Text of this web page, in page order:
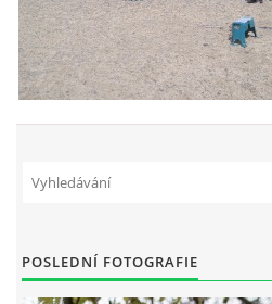
NOVÝ PŘEKÁŽKOVÝ MATERIÁL
CENÍK SLUŽEB
NEDOSTAVILI NA PODZIMNÍ
POSLEDNÍ FOTOGRAFIE